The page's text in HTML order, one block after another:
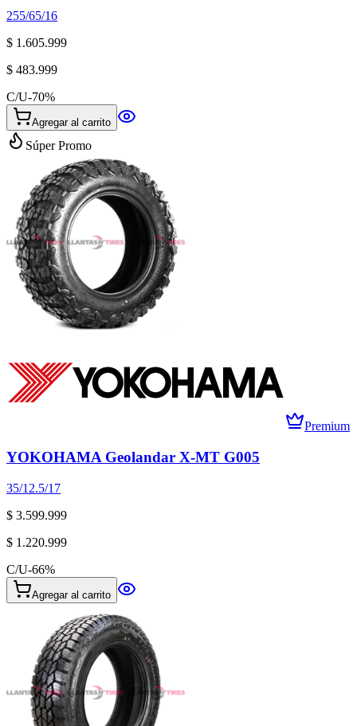
255/65/16
$ 1.605.999
$ 483.999
C/U-70%
Agregar al carrito
Súper Promo
Premium
YOKOHAMA Geolandar X-MT G005
35/12.5/17
$ 3.599.999
$ 1.220.999
C/U-66%
Agregar al carrito